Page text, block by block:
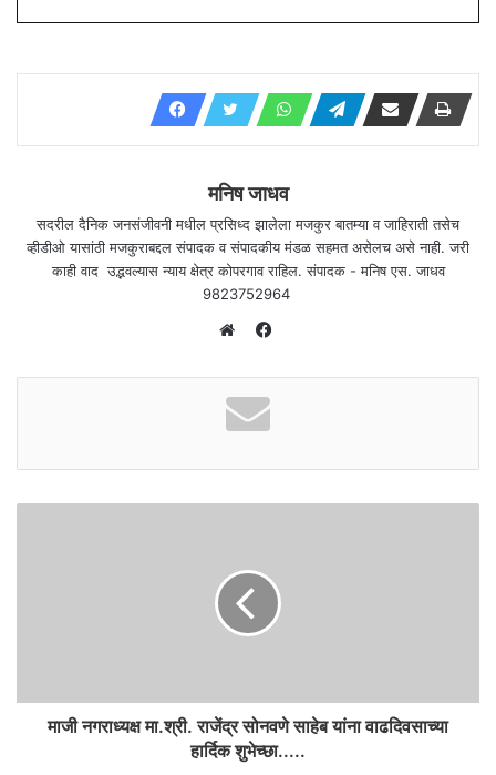
मनिष जाधव
सदरील दैनिक जनसंजीवनी मधील प्रसिध्द झालेला मजकुर बातम्या व जाहिराती तसेच
व्हीडीओ यासांठी मजकुराबद्दल संपादक व संपादकीय मंडळ सहमत असेलच असे नाही. जरी
काही वाद उद्भवल्यास न्याय क्षेत्र कोपरगाव राहिल. संपादक - मनिष एस. जाधव
9823752964
e
b
s
c
माजी नगराध्यक्ष मा.श्री. राजेंद्र सोनवणे साहेब यांना वाढदिवसाच्या
हार्दिक शुभेच्छा.....